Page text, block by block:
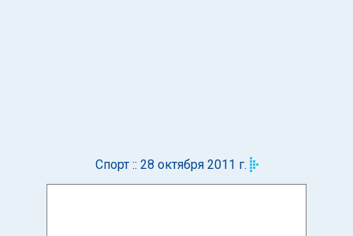
Спорт :: 28 октября 2011 г.